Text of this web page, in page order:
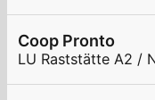
Coop Pronto
LU Raststätte A2 /